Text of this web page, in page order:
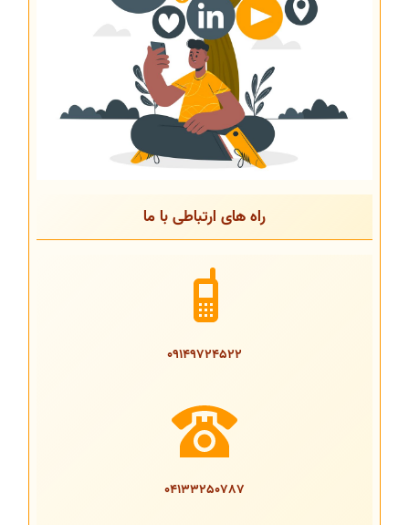
راه های ارتباطی با ما
09149724522
04133250787